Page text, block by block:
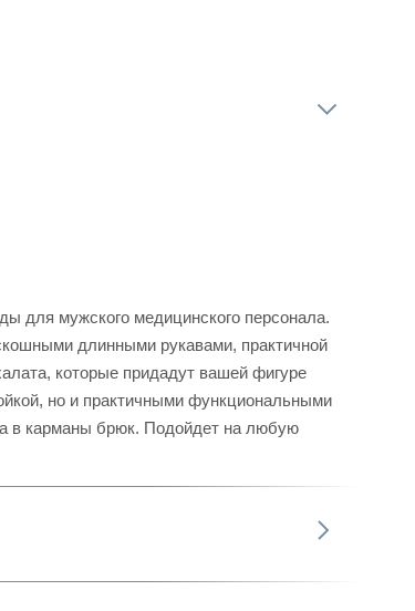
для мужского медицинского персонала.
длинными рукавами, практичной
которые придадут вашей фигуре
но и практичными функциональными
в карманы брюк. Подойдет на любую